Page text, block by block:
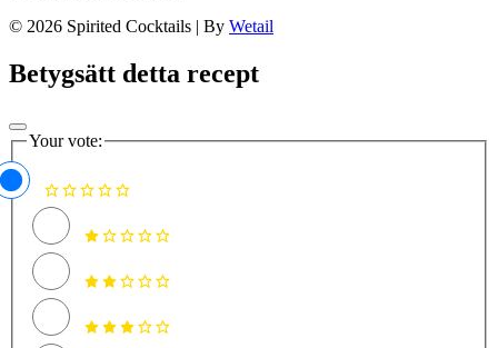
© 2026 Spirited Cocktails | By Wetail
Betygsätt detta recept
Your vote: